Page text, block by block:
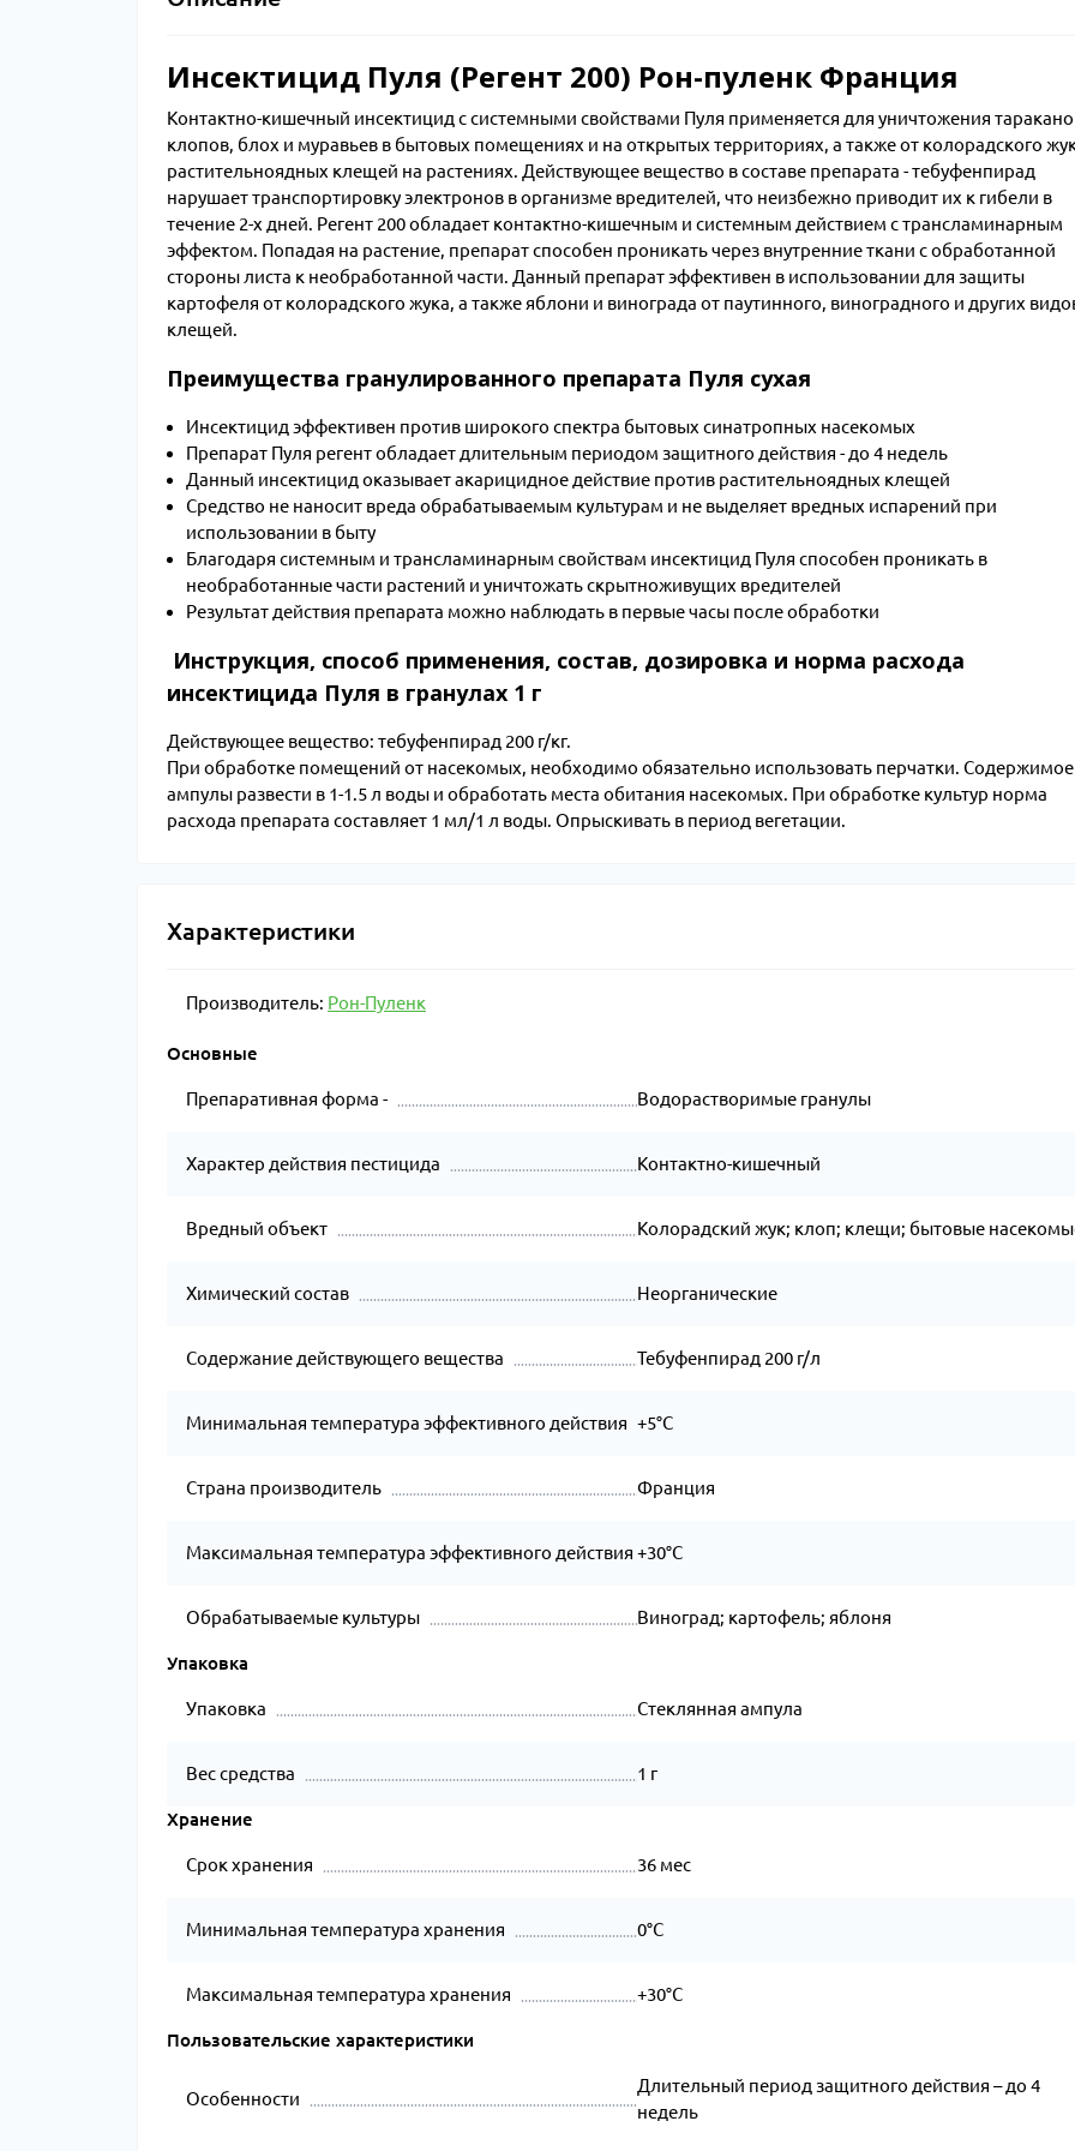
Инсектицид Пуля (Регент 200) Рон-пуленк Франция
Контактно-кишечный инсектицид с системными свойствами Пуля применяется для уничтожения
клопов, блох и муравьев в бытовых помещениях и на открытых территориях, а также от колорадского
растительноядных клещей на растениях. Действующее вещество в составе препарата - тебуфенпирад
нарушает транспортировку электронов в организме вредителей, что неизбежно приводит их к гибели в
течение 2-х дней. Регент 200 обладает контактно-кишечным и системным действием с трансламинарным
эффектом. Попадая на растение, препарат способен проникать через внутренние ткани с обработанной
стороны листа к необработанной части. Данный препарат эффективен в использовании для защиты
картофеля от колорадского жука, а также яблони и винограда от паутинного, виноградного и других
клещей.
Преимущества гранулированного препарата Пуля сухая
Инсектицид эффективен против широкого спектра бытовых синатропных насекомых
Препарат Пуля регент обладает длительным периодом защитного действия - до 4 недель
Данный инсектицид оказывает акарицидное действие против растительноядных клещей
Средство не наносит вреда обрабатываемым культурам и не выделяет вредных испарений при
использовании в быту
Благодаря системным и трансламинарным свойствам инсектицид Пуля способен проникать в
необработанные части растений и уничтожать скрытноживущих вредителей
Результат действия препарата можно наблюдать в первые часы после обработки
Инструкция, способ применения, состав, дозировка и норма расхода
инсектицида Пуля в гранулах 1 г
Действующее вещество: тебуфенпирад 200 г/кг.
При обработке помещений от насекомых, необходимо обязательно использовать перчатки. Содержимое
ампулы развести в 1-1.5 л воды и обработать места обитания насекомых. При обработке культур норма
расхода препарата составляет 1 мл/1 л воды. Опрыскивать в период вегетации.
Характеристики
Производитель: Рон-Пуленк
Основные
Препаративная форма - Водорастворимые гранулы
Характер действия пестицида Контактно-кишечный
Вредный объект Колорадский жук; клоп; клещи; бытовые
Химический состав Неорганические
Содержание действующего вещества Тебуфенпирад 200 г/л
Минимальная температура эффективного действия +5°C
Страна производитель Франция
Максимальная температура эффективного действия +30°C
Обрабатываемые культуры Виноград; картофель; яблоня
Упаковка
Упаковка Стеклянная ампула
Вес средства 1 г
Хранение
Срок хранения 36 мес
Минимальная температура хранения 0°C
Максимальная температура хранения +30°C
Пользовательские характеристики
Особенности
Длительный период защитного действия – до 4
недель